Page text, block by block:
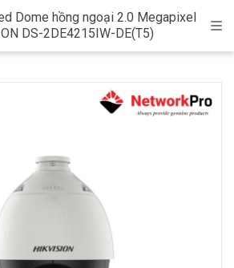
Dome hồng ngoại 2.0 Megapixel
DS-2DE4215IW-DE(T5)